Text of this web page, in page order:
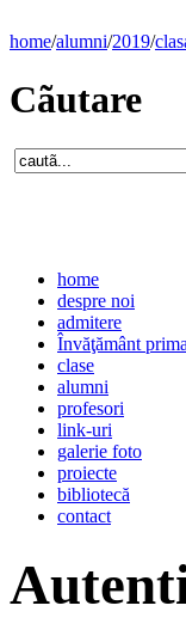
home/alumni/2019/
Cãutare
home
despre noi
admitere
Învăţământ
clase
alumni
profesori
link-uri
galerie foto
proiecte
bibliotecă
contact